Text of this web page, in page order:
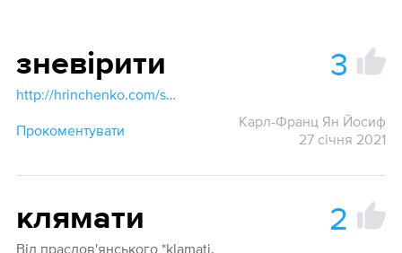
зневірити 3
http://hrinchenko.com/slovar/znachenie-slova/20743-znevira.html#show_point
Прокоментувати
Карл-Франц Ян Йосиф
27 січня 2021
клямати 2
Віл праслов'янського *klamati.